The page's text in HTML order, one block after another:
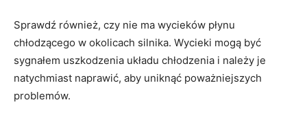
Sprawdź również, ⁤czy nie ma wycieków‌ płynu
chłodzącego w okolicach silnika. Wycieki mogą być
sygnałem uszkodzenia układu chłodzenia ‍i należy je‌
natychmiast naprawić, aby ​uniknąć poważniejszych
problemów.